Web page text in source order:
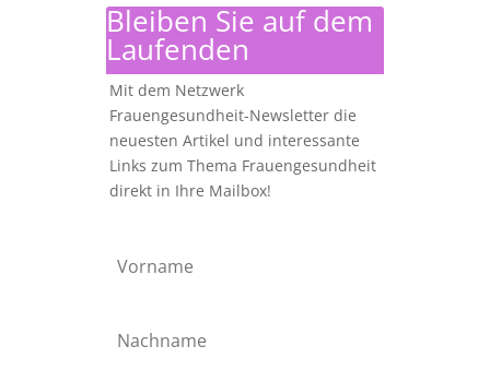
Bleiben Sie auf dem
Laufenden
Mit dem Netzwerk
Frauengesundheit-Newsletter die
neuesten Artikel und interessante
Links zum Thema Frauengesundheit
direkt in Ihre Mailbox!